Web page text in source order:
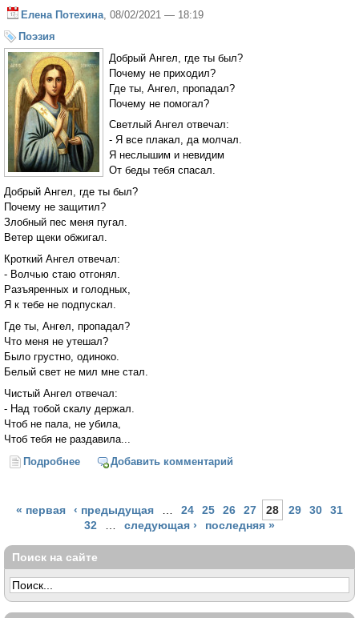
Елена Потехина, 08/02/2021 — 18:19
Поэзия
Добрый Ангел, где ты был?
Почему не приходил?
Где ты, Ангел, пропадал?
Почему не помогал?
Светлый Ангел отвечал:
- Я все плакал, да молчал.
Я неслышим и невидим
От беды тебя спасал.
Добрый Ангел, где ты был?
Почему не защитил?
Злобный пес меня пугал.
Ветер щеки обжигал.
Кроткий Ангел отвечал:
- Волчью стаю отгонял.
Разъяренных и голодных,
Я к тебе не подпускал.
Где ты, Ангел, пропадал?
Что меня не утешал?
Было грустно, одиноко.
Белый свет не мил мне стал.
Чистый Ангел отвечал:
- Над тобой скалу держал.
Чтоб не пала, не убила,
Чтоб тебя не раздавила...
Подробнее о Добрый Ангел
Добавить комментарий
Страницы
« первая ‹ предыдущая … 24 25 26 27 28 29 30
31
32
… следующая › последняя »
Поиск на сайте